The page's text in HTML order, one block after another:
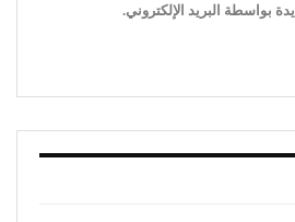
بواسطة البريد الإلكتروني.